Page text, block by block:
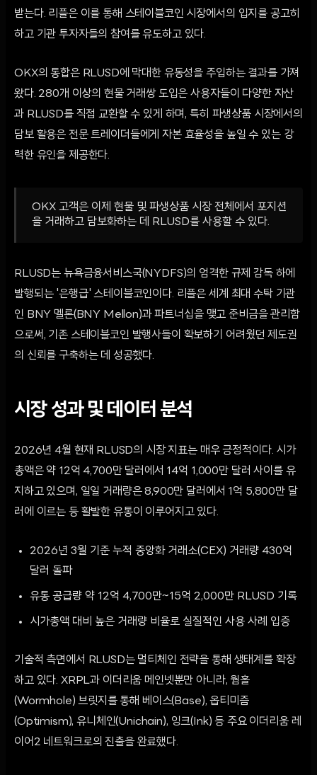
받는다. 리플은 이를 통해 스테이블코인 시장에서의 입지를 공고히
하고 기관 투자자들의 참여를 유도하고 있다.
OKX의 통합은 RLUSD에 막대한 유동성을 주입하는 결과를 가져
왔다. 280개 이상의 현물 거래쌍 도입은 사용자들이 다양한 자산
과 RLUSD를 직접 교환할 수 있게 하며, 특히 파생상품 시장에서의
담보 활용은 전문 트레이더들에게 자본 효율성을 높일 수 있는 강
력한 유인을 제공한다.
OKX 고객은 이제 현물 및 파생상품 시장 전체에서 포지션
을 거래하고 담보화하는 데 RLUSD를 사용할 수 있다.
RLUSD는 뉴욕금융서비스국(NYDFS)의 엄격한 규제 감독 하에
발행되는 '은행급' 스테이블코인이다. 리플은 세계 최대 수탁 기관
인 BNY 멜론(BNY Mellon)과 파트너십을 맺고 준비금을 관리함
으로써, 기존 스테이블코인 발행사들이 확보하기 어려웠던 제도권
의 신뢰를 구축하는 데 성공했다.
시장 성과 및 데이터 분석
2026년 4월 현재 RLUSD의 시장 지표는 매우 긍정적이다. 시가
총액은 약 12억 4,700만 달러에서 14억 1,000만 달러 사이를 유
지하고 있으며, 일일 거래량은 8,900만 달러에서 1억 5,800만 달
러에 이르는 등 활발한 유통이 이루어지고 있다.
2026년 3월 기준 누적 중앙화 거래소(CEX) 거래량 430억
달러 돌파
유통 공급량 약 12억 4,700만~15억 2,000만 RLUSD 기록
시가총액 대비 높은 거래량 비율로 실질적인 사용 사례 입증
기술적 측면에서 RLUSD는 멀티체인 전략을 통해 생태계를 확장
하고 있다. XRPL과 이더리움 메인넷뿐만 아니라, 웜홀
(Wormhole) 브릿지를 통해 베이스(Base), 옵티미즘
(Optimism), 유니체인(Unichain), 잉크(Ink) 등 주요 이더리움 레
이어2 네트워크로의 진출을 완료했다.